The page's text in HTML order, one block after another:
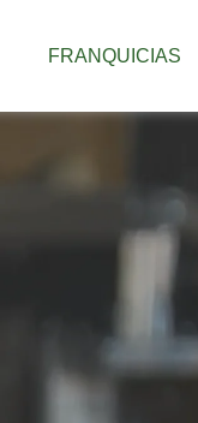
FRANQUICIAS